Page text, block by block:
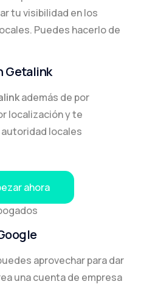
tu visibilidad en los
Puedes hacerlo de
Getalink
además de por
localización y te
locales
ahora
aprovechar para dar
una cuenta de empresa